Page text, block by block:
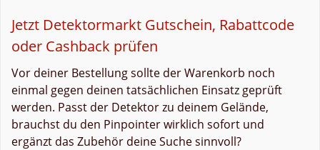
Jetzt Detektormarkt Gutschein, Rabattcode
oder Cashback prüfen
Vor deiner Bestellung sollte der Warenkorb noch
einmal gegen deinen tatsächlichen Einsatz geprüft
werden. Passt der Detektor zu deinem Gelände,
brauchst du den Pinpointer wirklich sofort und
ergänzt das Zubehör deine Suche sinnvoll?